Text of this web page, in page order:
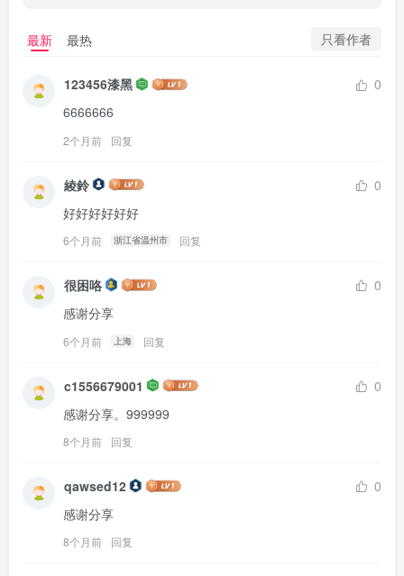
最新 最热 只看作者
123456漆黑
0
6666666
2个月前 回复
綾鈴
0
好好好好好好
6个月前 浙江省温州市 回复
很困咯
0
感谢分享
6个月前 上海 回复
c1556679001
0
感谢分享。999999
8个月前 回复
qawsed12
0
感谢分享
8个月前 回复